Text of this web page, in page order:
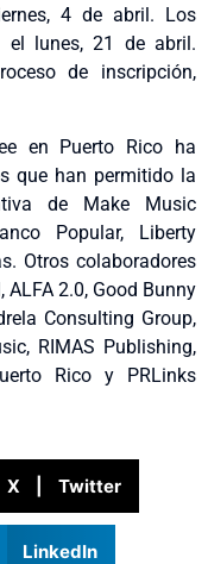
4 de abril. Los
el lunes, 21 de abril.
de inscripción,
en Puerto Rico ha
que han permitido la
de Make Music
Popular, Liberty
Otros colaboradores
2.0, Good Bunny
Consulting Group,
RIMAS Publishing,
Rico y PRLinks
X | Twitter
LinkedIn